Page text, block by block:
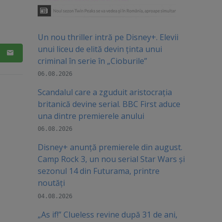
Un nou thriller intră pe Disney+. Elevii
unui liceu de elită devin ținta unui
criminal în serie în „Cioburile”
06.08.2026
Scandalul care a zguduit aristocrația
britanică devine serial. BBC First aduce
una dintre premierele anului
06.08.2026
Disney+ anunță premierele din august.
Camp Rock 3, un nou serial Star Wars și
sezonul 14 din Futurama, printre
noutăți
04.08.2026
„As if!” Clueless revine după 31 de ani,